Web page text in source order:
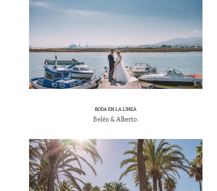
BODA EN LA LINEA
Belén & Alberto.